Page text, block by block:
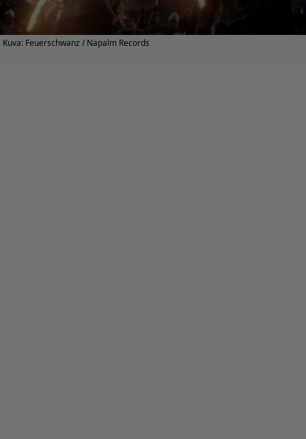
Kuva: Feuerschwanz / Napalm Records